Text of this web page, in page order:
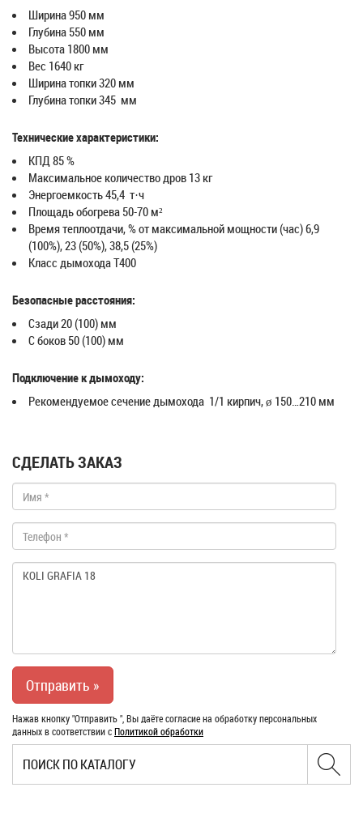
Ширина 950 мм
Глубина 550 мм
Высота 1800 мм
Вес 1640 кг
Ширина топки 320 мм
Глубина топки 345 мм
Технические характеристики:
КПД 85 %
Максимальное количество дров 13 кг
Энергоемкость 45,4 т·ч
Площадь обогрева 50-70 м²
Время теплоотдачи, % от максимальной мощности (час) 6,9
(100%), 23 (50%), 38,5 (25%)
Класс дымохода T400
Безопасные расстояния:
Сзади 20 (100) мм
С боков 50 (100) мм
Подключение к дымоходу:
Рекомендуемое сечение дымохода 1/1 кирпич, ø 150…210 мм
СДЕЛАТЬ ЗАКАЗ
Нажав кнопку "Отправить ", Вы даёте согласие на обработку персональных
данных в соответствии сПолитикой обработки